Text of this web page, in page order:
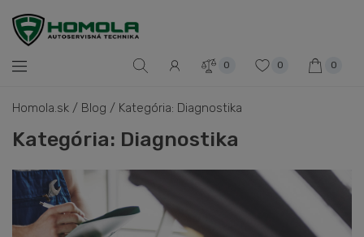
0 0 0
Homola.sk / Blog / Kategória: Diagnostika
Kategória: Diagnostika